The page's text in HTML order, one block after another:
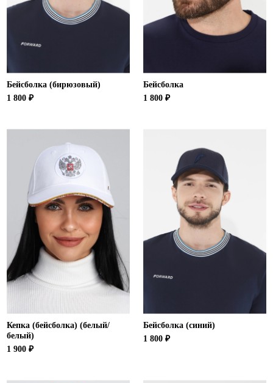
Ханты-Мансийский автономный округ (3)
Челябинская область (2)
Ямало-Ненецкий автономный округ (1)
Бейсболка (бирюзовый)
1 800 ₽
Бейсболка
1 800 ₽
Кепка (бейсболка) (белый/
белый)
1 900 ₽
Бейсболка (синий)
1 800 ₽